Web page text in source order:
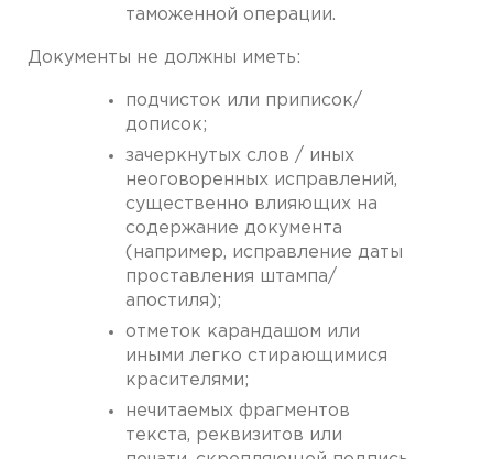
таможенной операции.
Документы не должны иметь:
подчисток или приписок/
дописок;
зачеркнутых слов / иных
неоговоренных исправлений,
существенно влияющих на
содержание документа
(например, исправление даты
проставления штампа/
апостиля);
отметок карандашом или
иными легко стирающимися
красителями;
нечитаемых фрагментов
текста, реквизитов или